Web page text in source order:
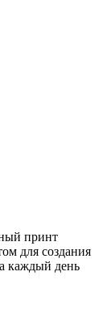
принт
для создания
каждый день